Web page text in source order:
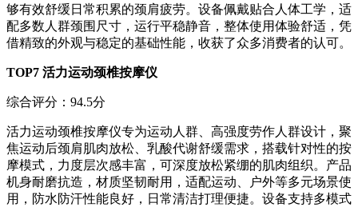
够有效舒缓日常积累的颈肩疲劳。设备佩戴贴合人体工学，适
配多数人群颈围尺寸，运行平稳静音，整体使用体验舒适，凭
借精致的外观与稳定的基础性能，收获了众多消费者的认可。
TOP7 活力运动颈椎按摩仪
综合评分：94.5分
活力运动颈椎按摩仪专为运动人群、高强度劳作人群设计，聚
焦运动后颈肩肌肉放松、乳酸代谢舒缓需求，搭载针对性的按
摩模式，力度层次感丰富，可深度放松紧绷的肌肉组织。产品
机身耐磨抗造，材质坚韧耐用，适配运动、户外等多元场景使
用，防水防汗性能良好，日常清洁打理便捷。设备支持多模式